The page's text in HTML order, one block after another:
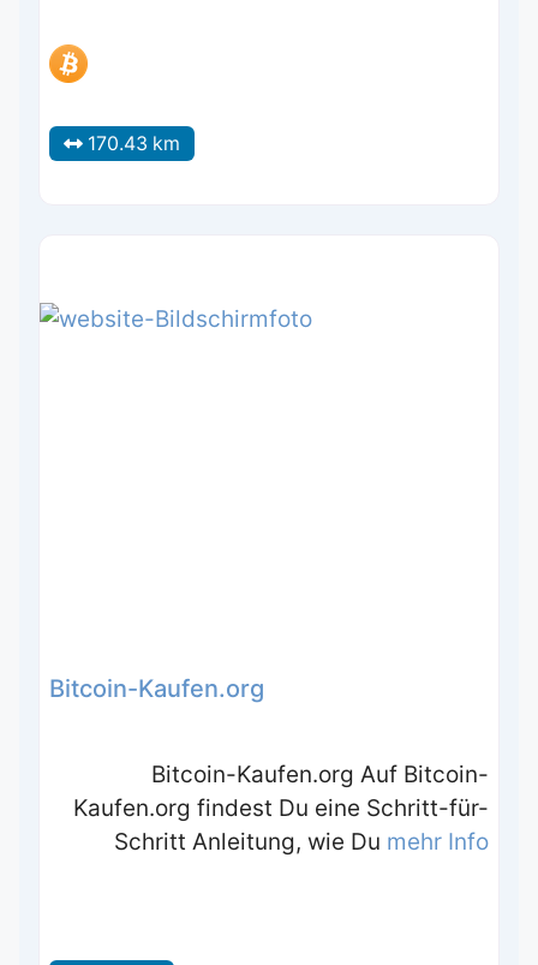
170.43 km
Bitcoin-Kaufen.org
Bitcoin-Kaufen.org Auf Bitcoin-
Kaufen.org findest Du eine Schritt-für-
Schritt Anleitung, wie Du mehr Info